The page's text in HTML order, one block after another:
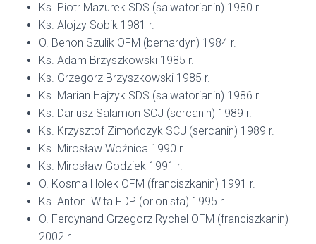
Ks. Piotr Mazurek SDS (salwatorianin) 1980 r.
Ks. Alojzy Sobik 1981 r.
O. Benon Szulik OFM (bernardyn) 1984 r.
Ks. Adam Brzyszkowski 1985 r.
Ks. Grzegorz Brzyszkowski 1985 r.
Ks. Marian Hajzyk SDS (salwatorianin) 1986 r.
Ks. Dariusz Salamon SCJ (sercanin) 1989 r.
Ks. Krzysztof Zimończyk SCJ (sercanin) 1989 r.
Ks. Mirosław Woźnica 1990 r.
Ks. Mirosław Godziek 1991 r.
O. Kosma Holek OFM (franciszkanin) 1991 r.
Ks. Antoni Wita FDP (orionista) 1995 r.
O. Ferdynand Grzegorz Rychel OFM (franciszkanin)
2002 r.